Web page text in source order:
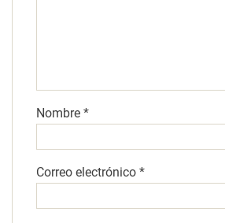
Nombre *
Correo electrónico *